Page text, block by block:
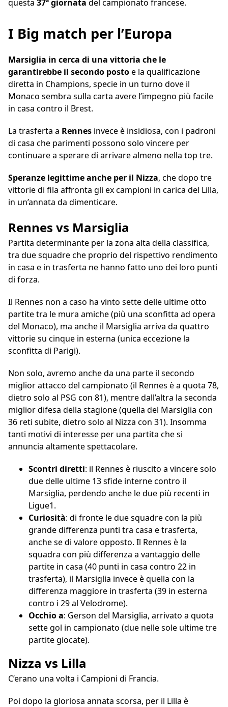
questa 37ª giornata del campionato francese.
I Big match per l’Europa
Marsiglia in cerca di una vittoria che le
garantirebbe il secondo postoe la qualificazione
diretta in Champions, specie in un turno dove il
Monaco sembra sulla carta avere l’impegno più facile
in casa contro il Brest.
La trasferta a Rennes invece è insidiosa, con i padroni
di casa che parimenti possono solo vincere per
continuare a sperare di arrivare almeno nella top tre.
Speranze legittime anche per il Nizza, che dopo tre
vittorie di fila affronta gli ex campioni in carica del Lilla,
in un’annata da dimenticare.
Rennes vs Marsiglia
Partita determinante per la zona alta della classifica,
tra due squadre che proprio del rispettivo rendimento
in casa e in trasferta ne hanno fatto uno dei loro punti
di forza.
Il Rennes non a caso ha vinto sette delle ultime otto
partite tra le mura amiche (più una sconfitta ad opera
del Monaco), ma anche il Marsiglia arriva da quattro
vittorie su cinque in esterna (unica eccezione la
sconfitta di Parigi).
Non solo, avremo anche da una parte il secondo
miglior attacco del campionato (il Rennes è a quota 78,
dietro solo al PSG con 81), mentre dall’altra la seconda
miglior difesa della stagione (quella del Marsiglia con
36 reti subite, dietro solo al Nizza con 31). Insomma
tanti motivi di interesse per una partita che si
annuncia altamente spettacolare.
Scontri diretti: il Rennes è riuscito a vincere solo
due delle ultime 13 sfide interne contro il
Marsiglia, perdendo anche le due più recenti in
Ligue1.
Curiosità: di fronte le due squadre con la più
grande differenza punti tra casa e trasferta,
anche se di valore opposto. Il Rennes è la
squadra con più differenza a vantaggio delle
partite in casa (40 punti in casa contro 22 in
trasferta), il Marsiglia invece è quella con la
differenza maggiore in trasferta (39 in esterna
contro i 29 al Velodrome).
Occhio a: Gerson del Marsiglia, arrivato a quota
sette gol in campionato (due nelle sole ultime tre
partite giocate).
Nizza vs Lilla
C’erano una volta i Campioni di Francia.
Poi dopo la gloriosa annata scorsa, per il Lilla è